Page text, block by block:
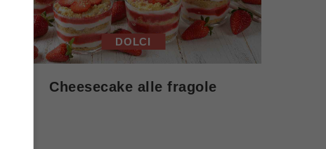
DOLCI
Cheesecake alle fragole